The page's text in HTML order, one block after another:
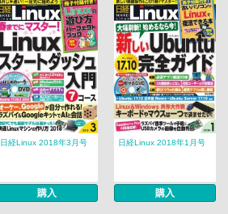
日経Linux 2018年3月号
購入
日経Linux 2018年1月号
購入